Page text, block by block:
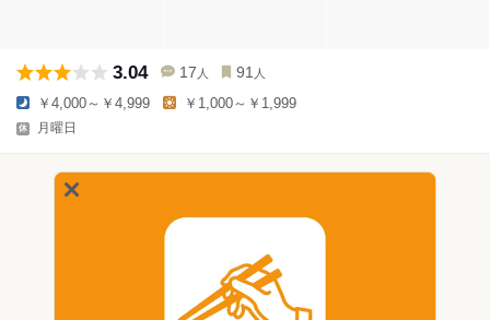
3.04 17 人 91 人
￥4,000～￥4,999 ￥1,000～￥1,999
月曜日